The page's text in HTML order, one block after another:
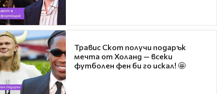
Травис Скот получи подарък
мечта от Холанд — всеки
футболен фен би го искал! 🤩